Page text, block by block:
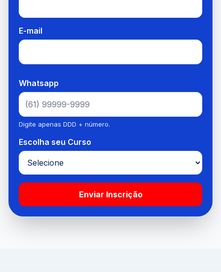
E-mail
Whatsapp
Digite apenas DDD + número.
Escolha seu Curso
Enviar Inscrição